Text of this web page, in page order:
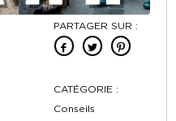
PARTAGER SUR :
CATÉGORIE :
Conseils